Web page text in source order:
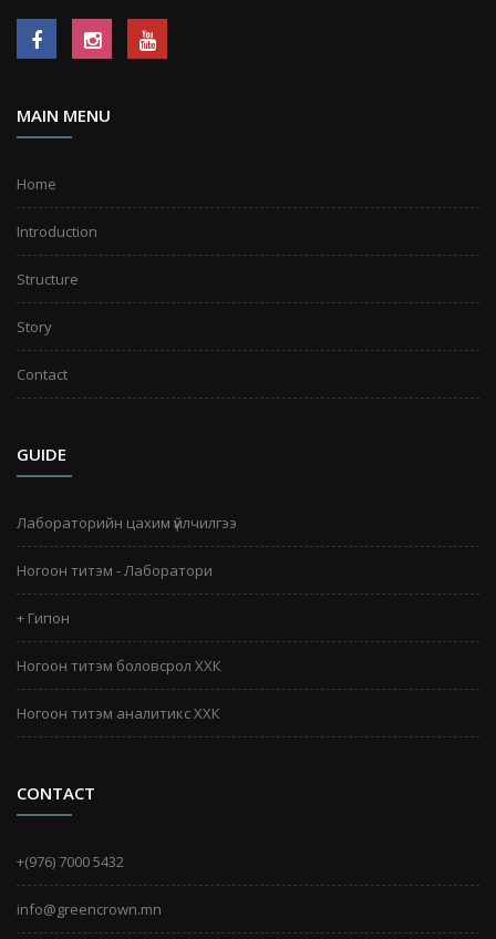
MAIN MENU
Home
Introduction
Structure
Story
Contact
GUIDE
Лабораторийн цахим үйлчилгээ
Ногоон титэм - Лаборатори
+ Гипон
Ногоон титэм боловсрол ХХК
Ногоон титэм аналитикс ХХК
CONTACT
+(976) 7000 5432
info@greencrown.mn